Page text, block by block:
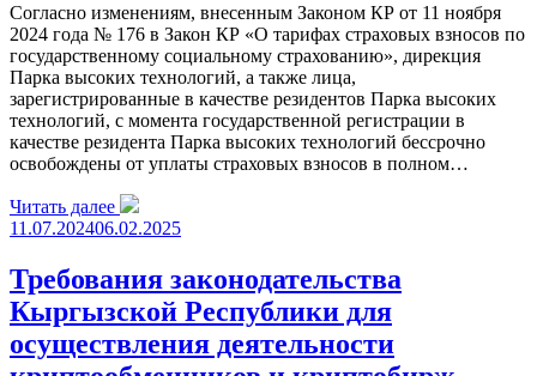
Согласно изменениям, внесенным Законом КР от 11 ноября
2024 года № 176 в Закон КР «О тарифах страховых взносов по
государственному социальному страхованию», дирекция
Парка высоких технологий, а также лица,
зарегистрированные в качестве резидентов Парка высоких
технологий, с момента государственной регистрации в
качестве резидента Парка высоких технологий бессрочно
освобождены от уплаты страховых взносов в полном…
Читать далее
11.07.202406.02.2025
Требования законодательства
Кыргызской Республики для
осуществления деятельности